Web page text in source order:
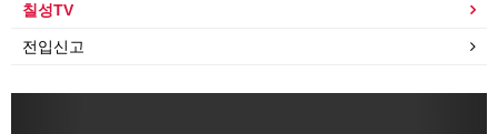
칠성TV
전입신고